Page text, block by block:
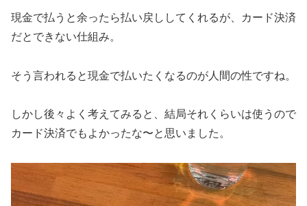
現金で払うと余ったら払い戻ししてくれるが、カード決済
だとできない仕組み。
そう言われると現金で払いたくなるのが人間の性ですね。
しかし後々よく考えてみると、結局それくらいは使うので
カード決済でもよかったな〜と思いました。